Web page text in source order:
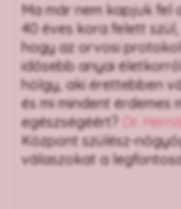
Ma már nem kapjuk fel
40 éves kora felett
hogy az orvosi
idősebb anyai
hölgy, aki érettebben
és mi mindent érdemes
egészségéért?
Dr.
Központ szülész-
válaszokat a